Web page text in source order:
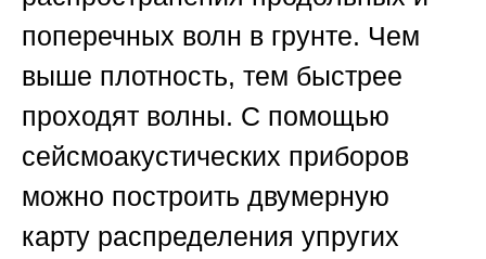
поперечных волн в грунте. Чем
выше плотность, тем быстрее
проходят волны. С помощью
сейсмоакустических приборов
можно построить двумерную
карту распределения упругих